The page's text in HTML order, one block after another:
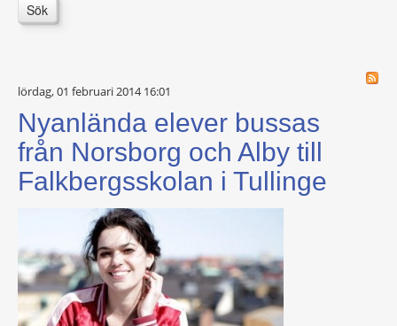
Sök
lördag, 01 februari 2014 16:01
Nyanlända elever bussas
från Norsborg och Alby till
Falkbergsskolan i Tullinge